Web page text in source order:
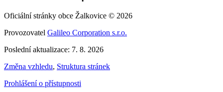
Oficiální stránky obce Žalkovice © 2026
Provozovatel Galileo Corporation s.r.o.
Poslední aktualizace: 7. 8. 2026
Změna vzhledu, Struktura stránek
Prohlášení o přístupnosti